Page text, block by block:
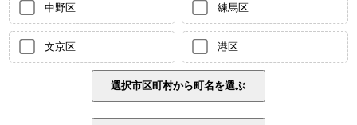
中野区 練馬区
文京区 港区